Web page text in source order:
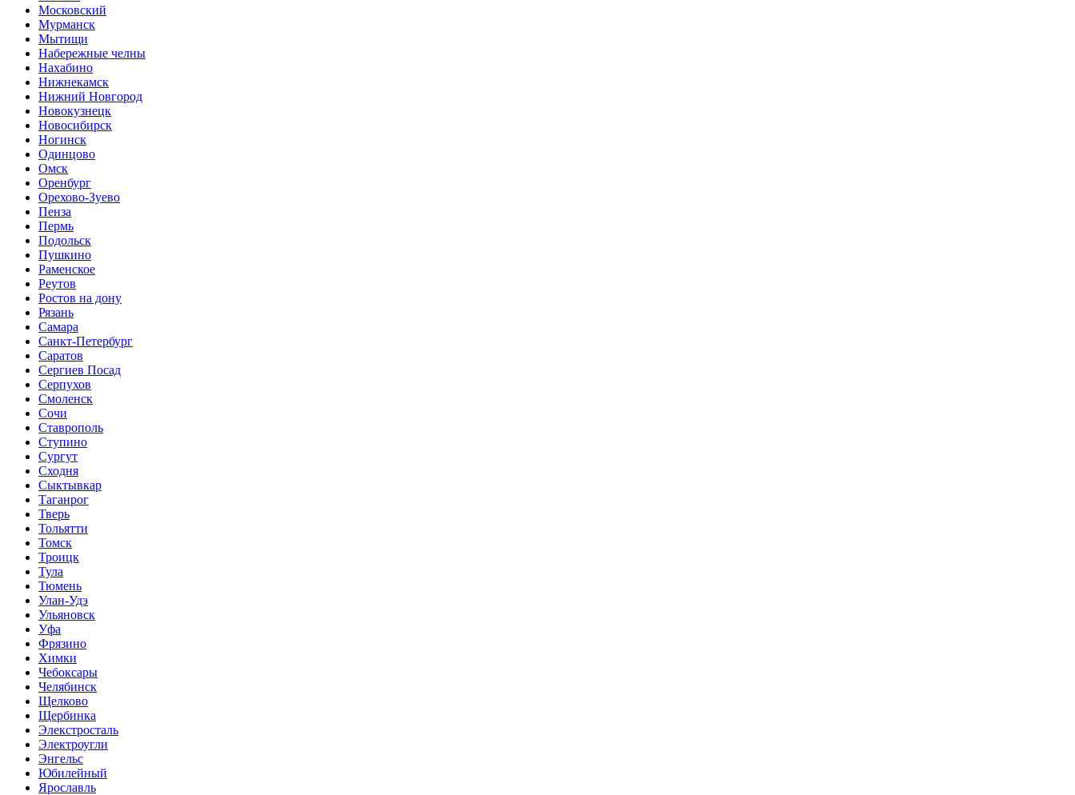
Московский
Мурманск
Мытищи
Набережные челны
Нахабино
Нижнекамск
Нижний Новгород
Новокузнецк
Новосибирск
Ногинск
Одинцово
Омск
Оренбург
Орехово-Зуево
Пенза
Пермь
Подольск
Пушкино
Раменское
Реутов
Ростов на дону
Рязань
Самара
Санкт-Петербург
Саратов
Сергиев Посад
Серпухов
Смоленск
Сочи
Ставрополь
Ступино
Сургут
Сходня
Сыктывкар
Таганрог
Тверь
Тольятти
Томск
Троицк
Тула
Тюмень
Улан-Удэ
Ульяновск
Уфа
Фрязино
Химки
Чебоксары
Челябинск
Щелково
Щербинка
Элекстросталь
Электроугли
Энгельс
Юбилейный
Ярославль